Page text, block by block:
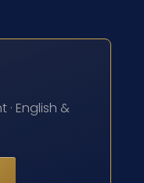
English &